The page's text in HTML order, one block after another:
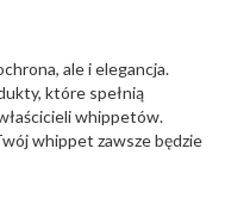
ale i elegancja.
które spełnią
whippetów.
whippet zawsze będzie